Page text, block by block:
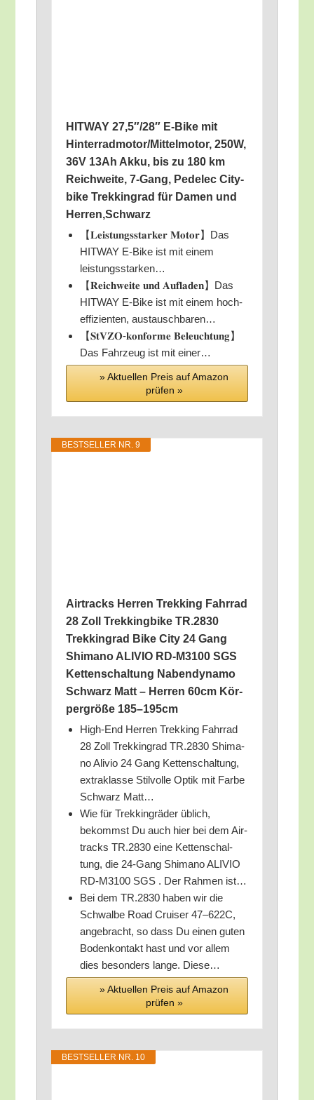
HITWAY 27,5″/28″ E‑Bike mit
Hinterradmotor/​Mittelmotor, 250W,
36V 13Ah Akku, bis zu 180 km
Reich­wei­te, 7‑Gang, Pedelec City­
bike Trek­king­rad für Damen und
Herren,Schwarz
【𝐋𝐞𝐢𝐬𝐭𝐮𝐧𝐠𝐬𝐬𝐭𝐚𝐫𝐤𝐞𝐫 𝐌𝐨𝐭𝐨𝐫】Das
HITWAY E‑Bike ist mit einem
leistungsstarken…
【𝐑𝐞𝐢𝐜𝐡𝐰𝐞𝐢𝐭𝐞 𝐮𝐧𝐝 𝐀𝐮𝐟𝐥𝐚𝐝𝐞𝐧】Das
HITWAY E‑Bike ist mit einem hoch­
ef­fi­zi­en­ten, austauschbaren…
【𝐒𝐭𝐕𝐙𝐎-𝐤𝐨𝐧𝐟𝐨𝐫𝐦𝐞 𝐁𝐞𝐥𝐞𝐮𝐜𝐡𝐭𝐮𝐧𝐠】
Das Fahr­zeug ist mit einer…
» Aktu­el­len Preis auf Ama­zon
prü­fen »
BEST­SEL­LER NR. 9
Air­tracks Her­ren Trek­king Fahr­rad
28 Zoll Trek­king­bike TR.2830
Trek­king­rad Bike City 24 Gang
Shi­ma­no ALIVIO RD-M3100 SGS
Ket­ten­schal­tung Naben­dy­na­mo
Schwarz Matt – Her­ren 60cm Kör­
per­grö­ße 185–195cm
High-End Her­ren Trek­king Fahr­rad
28 Zoll Trek­king­rad TR.2830 Shi­ma­
no Ali­vio 24 Gang Ket­ten­schal­tung,
extra­klas­se Stil­vol­le Optik mit Far­be
Schwarz Matt…
Wie für Trek­king­rä­der üblich,
bekommst Du auch hier bei dem Air­
tracks TR.2830 eine Ket­ten­schal­
tung, die 24-Gang Shi­ma­no ALIVIO
RD-M3100 SGS . Der Rah­men ist…
Bei dem TR.2830 haben wir die
Schwal­be Road Crui­ser 47–622C,
ange­bracht, so dass Du einen guten
Boden­kon­takt hast und vor allem
dies beson­ders lan­ge. Diese…
» Aktu­el­len Preis auf Ama­zon
prü­fen »
BEST­SEL­LER NR. 10